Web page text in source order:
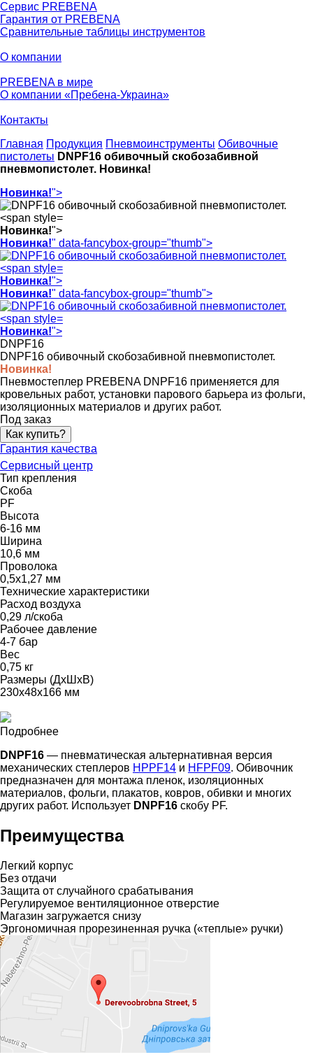
Сервис PREBENA
Гарантия от PREBENA
Сравнительные таблицы инструментов
О компании
PREBENA в мире
О компании «Пребена-Украина»
Контакты
Главная Продукция Пневмоинструменты Обивочные
пистолеты DNPF16 обивочный скобозабивной
пневмопистолет. Новинка!
Новинка!">
Новинка!">
Новинка!" data-fancybox-group="thumb">
Новинка!">
Новинка!" data-fancybox-group="thumb">
Новинка!">
DNPF16
DNPF16 обивочный скобозабивной пневмопистолет.
Новинка!
Пневмостеплер PREBENA DNPF16 применяется для
кровельных работ, установки парового барьера из фольги,
изоляционных материалов и других работ.
Под заказ
Как купить?
Гарантия качества
Сервисный центр
Тип крепления
Скоба
PF
Высота
6-16 мм
Ширина
10,6 мм
Проволока
0,5х1,27 мм
Технические характеристики
Расход воздуха
0,29 л/скоба
Рабочее давление
4-7 бар
Вес
0,75 кг
Размеры (ДхШхВ)
230x48x166 мм
Подробнее
DNPF16 — пневматическая альтернативная версия
механических степлеров HPPF14 и HFPF09. Обивочник
предназначен для монтажа пленок, изоляционных
материалов, фольги, плакатов, ковров, обивки и многих
других работ. Использует DNPF16 скобу PF.
Преимущества
Легкий корпус
Без отдачи
Защита от случайного срабатывания
Регулируемое вентиляционное отверстие
Магазин загружается снизу
Эргономичная прорезиненная ручка («теплые» ручки)